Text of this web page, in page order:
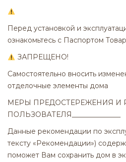
Перед установкой и
ознакомьтесь с Паспортом
ЗАПРЕЩЕНО!
Самостоятельно вносить
отделочные элементы дома
МЕРЫ ПРЕДОСТЕРЕЖЕНИЯ И
ПОЛЬЗОВАТЕЛЯ______________
Данные рекомендации по
тексту «Рекомендации»)
поможет Вам сохранить дом в